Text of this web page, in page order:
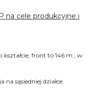
na cele produkcyjne i
kształcie, front to 146 m., w
na sąsiedniej działce.